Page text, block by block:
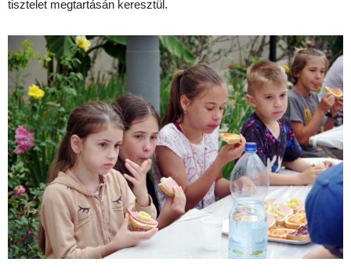
tisztelet megtartásán keresztül.